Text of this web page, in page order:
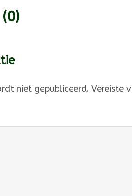
(0)
niet gepubliceerd. Vereiste